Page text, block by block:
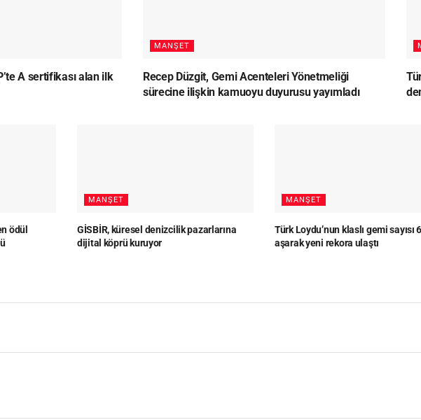
A sertifikası alan ilk
MANŞET
Recep Düzgit, Gemi Acenteleri Yönetmeliği
sürecine ilişkin kamuoyu duyurusu yayımladı
ödül
MANŞET
GİSBİR, küresel denizcilik pazarlarına
dijital köprü kuruyor
MANŞET
Türk Loydu’nun klaslı gemi sayısı
aşarak yeni rekora ulaştı